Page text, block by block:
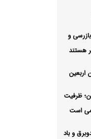
و
هستند
اربعین
ظرفیت
است
و باد